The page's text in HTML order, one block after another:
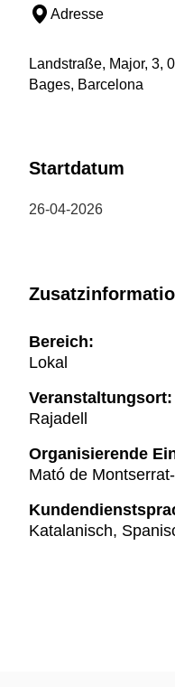
Adresse
Landstraße, Major, 3,
Bages, Barcelona
Startdatum
26-04-2026
Bereich:
Lokal
Veranstaltungsort:
Rajadell
Organisierende
Mató de
Katalanisch,